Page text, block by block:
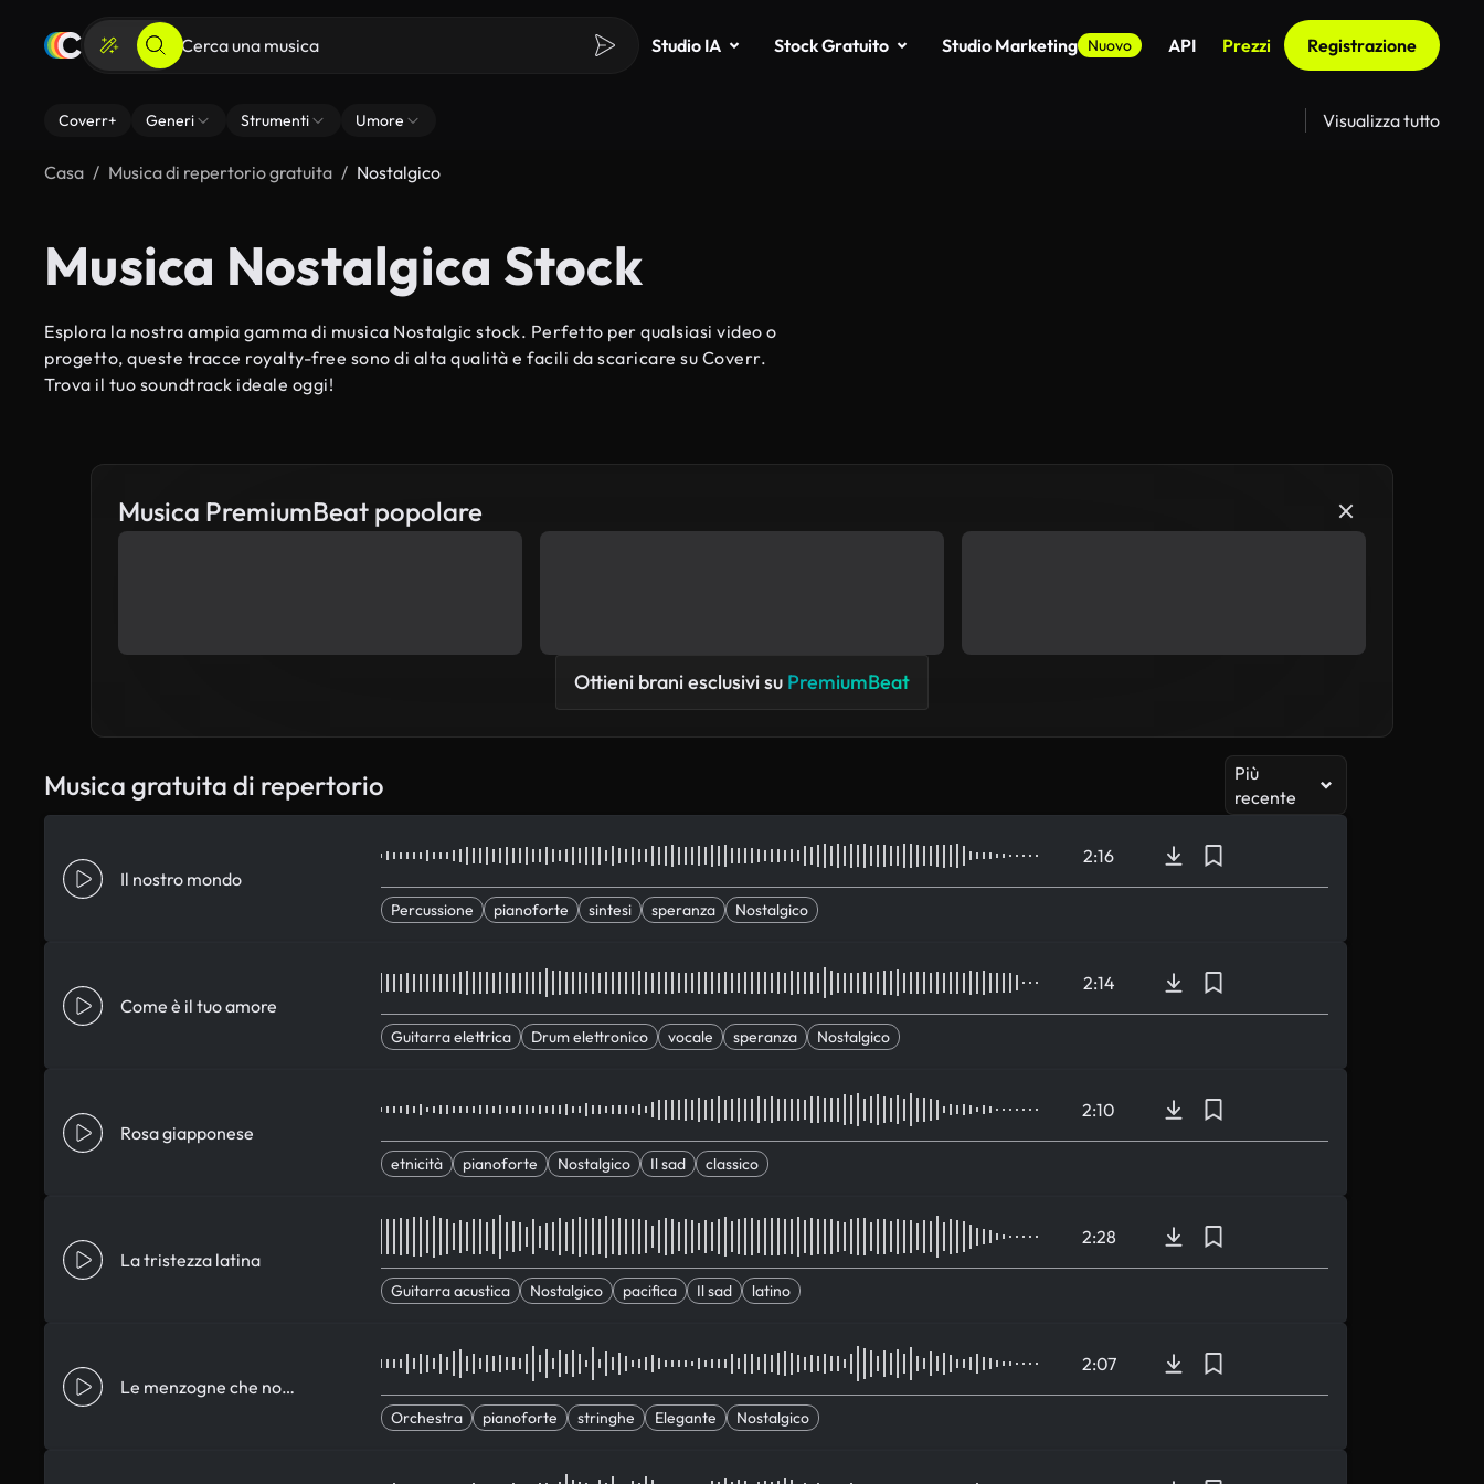
Studio IA Stock Gratuito Studio Marketing Nuovo API Prezzi Registrazione
Coverr+ Generi Strumenti Umore Visualizza tutto
Casa Musica di repertorio gratuita Nostalgico
Musica Nostalgica Stock
Esplora la nostra ampia gamma di musica Nostalgic stock. Perfetto per qualsiasi video o
progetto, queste tracce royalty-free sono di alta qualità e facili da scaricare su Coverr.
Trova il tuo soundtrack ideale oggi!
Musica PremiumBeat popolare
Ottieni brani esclusivi su PremiumBeat
Musica gratuita di repertorio
Più
recente
Il nostro mondo
2:16
Percussione pianoforte sintesi speranza Nostalgico
Come è il tuo amore
2:14
Guitarra elettrica Drum elettronico vocale speranza Nostalgico
Rosa giapponese
2:10
etnicità pianoforte Nostalgico Il sad classico
La tristezza latina
2:28
Guitarra acustica Nostalgico pacifica Il sad latino
Le menzogne che non si dimenticano
2:07
Orchestra pianoforte stringhe Elegante Nostalgico